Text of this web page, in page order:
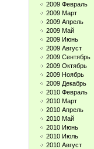
2009 Февраль
2009 Март
2009 Апрель
2009 Май
2009 Июнь
2009 Август
2009 Сентябрь
2009 Октябрь
2009 Ноябрь
2009 Декабрь
2010 Февраль
2010 Март
2010 Апрель
2010 Май
2010 Июнь
2010 Июль
2010 Август